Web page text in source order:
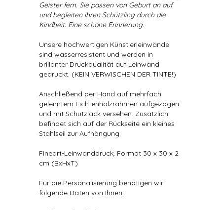
Geister fern. Sie passen von Geburt an auf
und begleiten ihren Schützling durch die
Kindheit. Eine schöne Erinnerung.
Unsere hochwertigen Künstlerleinwände
sind wasserresistent und werden in
brillanter Druckqualität auf Leinwand
gedruckt. (KEIN VERWISCHEN DER TINTE!)
Anschließend per Hand auf mehrfach
geleimtem Fichtenholzrahmen aufgezogen
und mit Schutzlack versehen. Zusätzlich
befindet sich auf der Rückseite ein kleines
Stahlseil zur Aufhängung.
Fineart-Leinwanddruck, Format 30 x 30 x 2
cm (BxHxT)
Für die Personalisierung benötigen wir
folgende Daten von Ihnen: